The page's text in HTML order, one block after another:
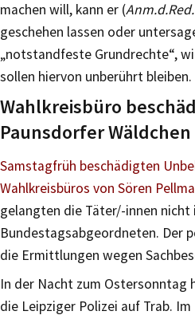
machen will, kann er (
geschehen lassen oder
„notstandfeste Grundrechte“,
sollen hiervon unberührt bleiben.
Wahlkreisbüro
Paunsdorfer
Samstagfrüh beschädigten
Wahlkreisbüros von Sören
gelangten die Täter/-innen nicht
Bundestagsabgeordneten. Der
die Ermittlungen wegen
In der Nacht zum Ostersonntag
die Leipziger Polizei auf Trab.